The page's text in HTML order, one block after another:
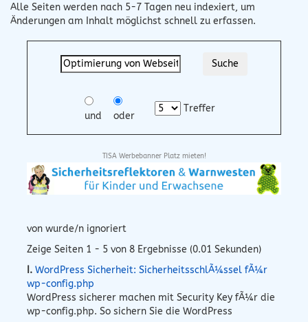
Alle Seiten werden nach 5-7 Tagen neu indexiert, um
Änderungen am Inhalt möglichst schnell zu erfassen.
und oder
Treffer
TISA Werbebanner Platz mieten!
von wurde/n ignoriert
Zeige Seiten 1 - 5 von 8 Ergebnisse (0.01 Sekunden)
I. WordPress Sicherheit: SicherheitsschlÃ¼ssel fÃ¼r
wp-config.php
WordPress sicherer machen mit Security Key fÃ¼r die
wp-config.php. So sichern Sie die WordPress